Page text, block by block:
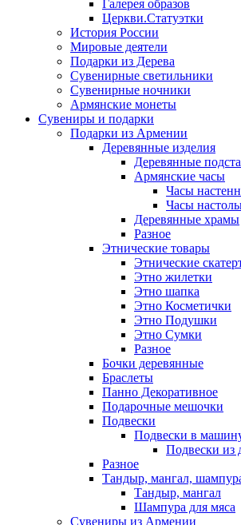
Галерея образов
Церкви.Статуэтки
История России
Мировые деятели
Подарки из Дерева
Сувенирные светильники
Сувенирные ночники
Армянские монеты
Сувениры и подарки
Подарки из Армении
Деревянные изделия
Деревянные
Армянские часы
Часы
Часы
Деревянные храмы
Разное
Этнические товары
Этнические
Этно жилетки
Этно шапка
Этно Косметички
Этно Подушки
Этно Сумки
Разное
Бочки деревянные
Браслеты
Панно Декоративное
Подарочные мешочки
Подвески
Подвески в
Подвески из
Разное
Тандыр, мангал,
Тандыр, мангал
Шампура для мяса
Сувениры из Армении